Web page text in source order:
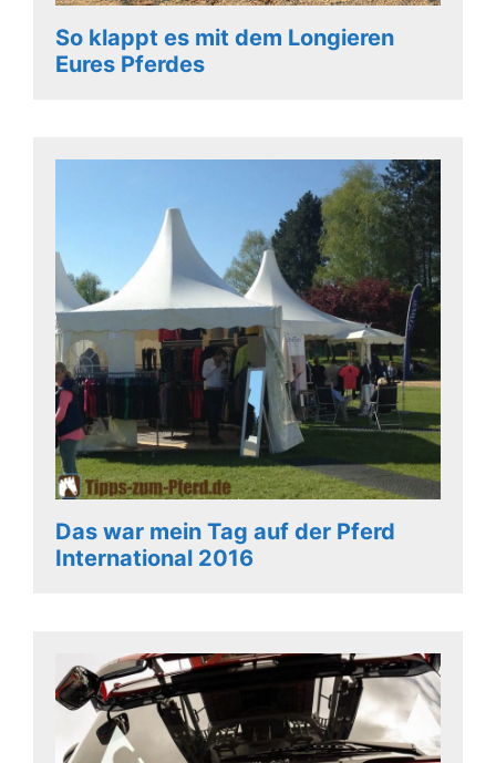
So klappt es mit dem Longieren
Eures Pferdes
Das war mein Tag auf der Pferd
International 2016